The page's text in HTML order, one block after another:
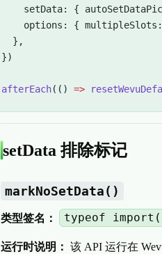
setData: {
    options: { multipleSlots:
  },
})
afterEach(() =>
setData 排除标记
markNoSetData()
类型签名： typeof
运行时说明： 该 API 运行在